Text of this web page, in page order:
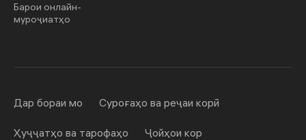
Барои онлайн-
муроҷиатҳо
Дар бораи мо Суроғаҳо ва реҷаи корӣ
Ҳуҷҷатҳо ва тарофаҳо Ҷойҳои кор